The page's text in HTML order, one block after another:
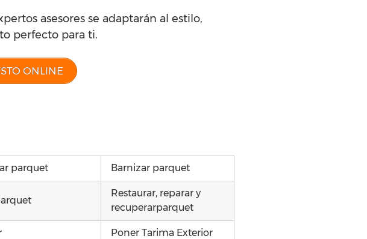
asesores se adaptarán al estilo,
perfecto para ti.
ONLINE
parquet Barnizar parquet
Restaurar, reparar y
recuperarparquet
Poner Tarima Exterior